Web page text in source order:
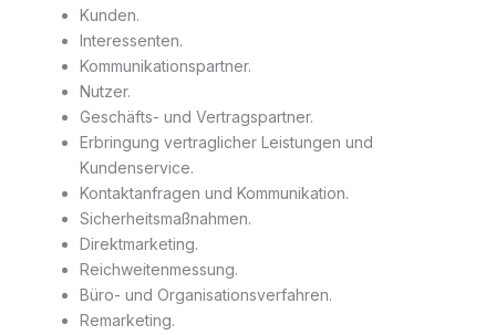
Kunden.
Interessenten.
Kommunikationspartner.
Nutzer.
Geschäfts- und Vertragspartner.
Erbringung vertraglicher Leistungen und
Kundenservice.
Kontaktanfragen und Kommunikation.
Sicherheitsmaßnahmen.
Direktmarketing.
Reichweitenmessung.
Büro- und Organisationsverfahren.
Remarketing.